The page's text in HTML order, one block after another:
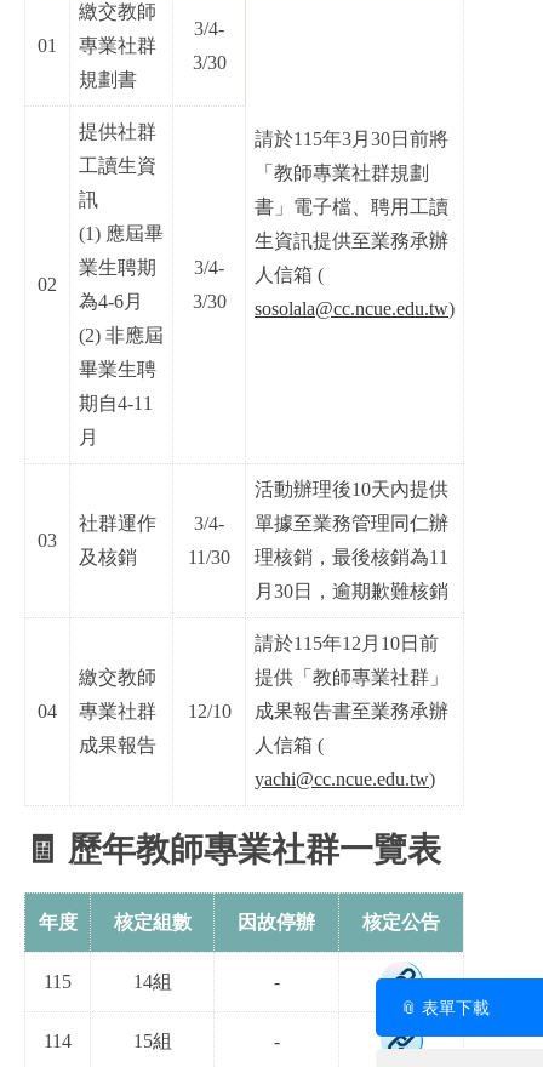
📎 表單下載
01
繳交教師
專業社群
規劃書
3/4-
3/30
請於115年3月30日前將
「教師專業社群規劃
書」電子檔、聘用工讀
生資訊提供至業務承辦
人信箱 (
sosolala@cc.ncue.edu.tw)
02
提供社群
工讀生資
訊
(1) 應屆畢
業生聘期
為4-6月
(2) 非應屆
畢業生聘
期自4-11
月
3/4-
3/30
03
社群運作
及核銷
3/4-
11/30
活動辦理後10天內提供
單據至業務管理同仁辦
理核銷，最後核銷為11
月30日，逾期歉難核銷
04
繳交教師
專業社群
成果報告
12/10
請於115年12月10日前
提供「教師專業社群」
成果報告書至業務承辦
人信箱 (
yachi@cc.ncue.edu.tw)
🧾 歷年教師專業社群一覽表
年度 核定組數 因故停辦 核定公告
115 14組 -
114 15組 -